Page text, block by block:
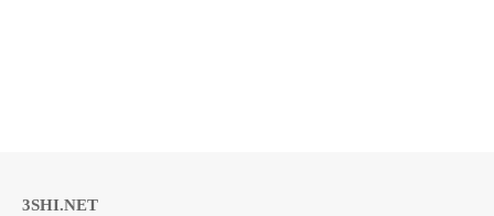
3SHI.NET